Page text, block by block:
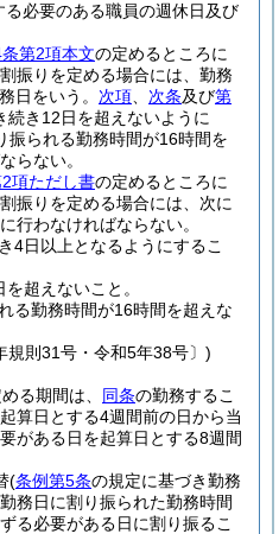
必要のある職員の週休日及び
第2項本文の定めるところに
振りを定める場合には、勤務
日をいう。 次項 次条及び第
続き12日を超えないように
振られる勤務時間が16時間を
らない。
項ただし書の定めるところに
振りを定める場合には、次に
行わなければならない。
4日以上となるようにするこ
超えないこと。
る勤務時間が16時間を超えな
規則31号・令和5年38号〕)
る期間は、 同条の勤務するこ
算日とする4週間前の日から当
がある日を起算日とする8週間
(条例第5条の規定に基づき勤務
務日に割り振られた勤務時間
る必要がある日に割り振るこ